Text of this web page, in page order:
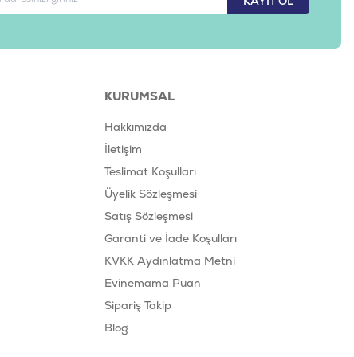
KURUMSAL
Hakkımızda
İletişim
Teslimat Koşulları
Üyelik Sözleşmesi
Satış Sözleşmesi
Garanti ve İade Koşulları
KVKK Aydınlatma Metni
Evinemama Puan
Sipariş Takip
Blog